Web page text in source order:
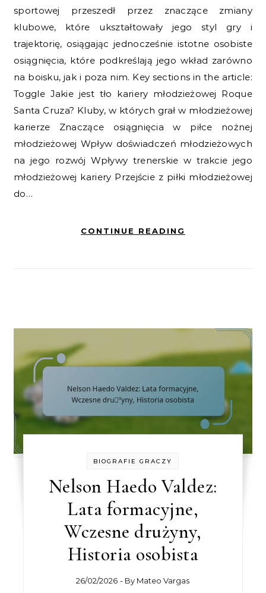
sportowej przeszedł przez znaczące zmiany
klubowe, które ukształtowały jego styl gry i
trajektorię, osiągając jednocześnie istotne osobiste
osiągnięcia, które podkreślają jego wkład zarówno
na boisku, jak i poza nim. Key sections in the article:
Toggle Jakie jest tło kariery młodzieżowej Roque
Santa Cruza? Kluby, w których grał w młodzieżowej
karierze Znaczące osiągnięcia w piłce nożnej
młodzieżowej Wpływ doświadczeń młodzieżowych
na jego rozwój Wpływy trenerskie w trakcie jego
młodzieżowej kariery Przejście z piłki młodzieżowej
do…
CONTINUE READING
BIOGRAFIE GRACZY
Nelson Haedo Valdez:
Lata formacyjne,
Wczesne drużyny,
Historia osobista
26/02/2026 - By Mateo Vargas